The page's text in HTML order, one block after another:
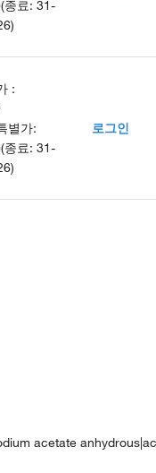
(종료: 31-
)
:
별가:
(종료: 31-
)
로그인
acetate